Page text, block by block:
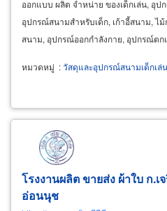
ออกแบบ ผลิต จำหน่าย ของเด็กเล่น, อุป
อุปกรณ์สนามสำหรับเด็ก, เก้าอี้สนาม, ไม้
สนาม, อุปกรณ์ออกกำลังกาย, อุปกรณ์ตก
หมวดหมู่ :วัสดุและอุปกรณ์สนามเด็กเล่น
โรงงานผลิต ขายส่ง ผ้าใบ ก.
อ่อนนุช